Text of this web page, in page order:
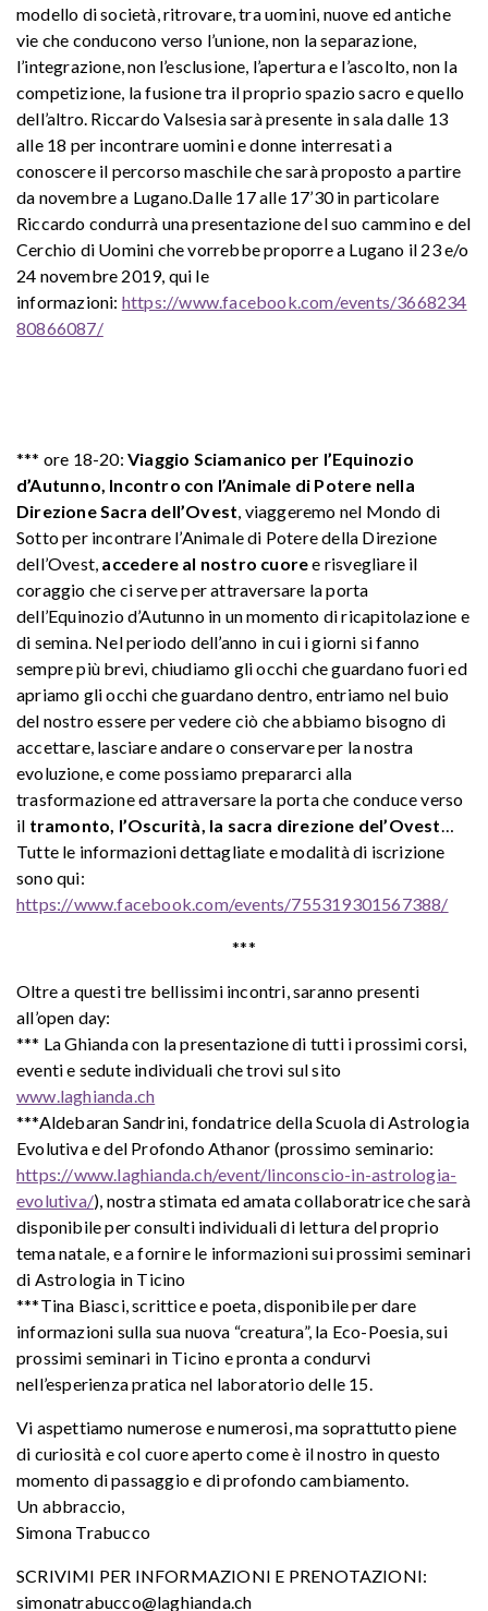
modello di società, ritrovare, tra uomini, nuove ed antiche
vie che conducono verso l’unione, non la separazione,
l’integrazione, non l’esclusione, l’apertura e l’ascolto, non la
competizione, la fusione tra il proprio spazio sacro e quello
dell’altro. Riccardo Valsesia sarà presente in sala dalle 13
alle 18 per incontrare uomini e donne interresati a
conoscere il percorso maschile che sarà proposto a partire
da novembre a Lugano.Dalle 17 alle 17’30 in particolare
Riccardo condurrà una presentazione del suo cammino e del
Cerchio di Uomini che vorrebbe proporre a Lugano il 23 e/o
24 novembre 2019, qui le
informazioni: https://www.facebook.com/events/3668234
80866087/
*** ore 18-20: Viaggio Sciamanico per l’Equinozio
d’Autunno, Incontro con l’Animale di Potere nella
Direzione Sacra dell’Ovest, viaggeremo nel Mondo di
Sotto per incontrare l’Animale di Potere della Direzione
dell’Ovest, accedere al nostro cuoree risvegliare il
coraggio che ci serve per attraversare la porta
dell’Equinozio d’Autunno in un momento di ricapitolazione e
di semina. Nel periodo dell’anno in cui i giorni si fanno
sempre più brevi, chiudiamo gli occhi che guardano fuori ed
apriamo gli occhi che guardano dentro, entriamo nel buio
del nostro essere per vedere ciò che abbiamo bisogno di
accettare, lasciare andare o conservare per la nostra
evoluzione, e come possiamo prepararci alla
trasformazione ed attraversare la porta che conduce verso
il tramonto, l’Oscurità, la sacra direzione del’Ovest…
Tutte le informazioni dettagliate e modalità di iscrizione
sono qui:
https://www.facebook.com/events/755319301567388/
***
Oltre a questi tre bellissimi incontri, saranno presenti
all’open day:
*** La Ghianda con la presentazione di tutti i prossimi corsi,
eventi e sedute individuali che trovi sul sito
www.laghianda.ch
***Aldebaran Sandrini, fondatrice della Scuola di Astrologia
Evolutiva e del Profondo Athanor (prossimo seminario:
https://www.laghianda.ch/event/linconscio-in-astrologia-
evolutiva/), nostra stimata ed amata collaboratrice che sarà
disponibile per consulti individuali di lettura del proprio
tema natale, e a fornire le informazioni sui prossimi seminari
di Astrologia in Ticino
***Tina Biasci, scrittice e poeta, disponibile per dare
informazioni sulla sua nuova “creatura”, la Eco-Poesia, sui
prossimi seminari in Ticino e pronta a condurvi
nell’esperienza pratica nel laboratorio delle 15.
Vi aspettiamo numerose e numerosi, ma soprattutto piene
di curiosità e col cuore aperto come è il nostro in questo
momento di passaggio e di profondo cambiamento.
Un abbraccio,
Simona Trabucco
SCRIVIMI PER INFORMAZIONI E PRENOTAZIONI:
simonatrabucco@laghianda.ch